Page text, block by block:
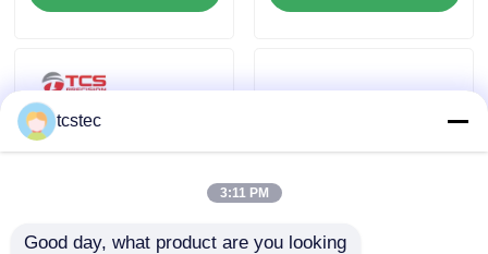
Neuigkeiten
Blog
tcstec
3:11 PM
Good day, what product are you looking